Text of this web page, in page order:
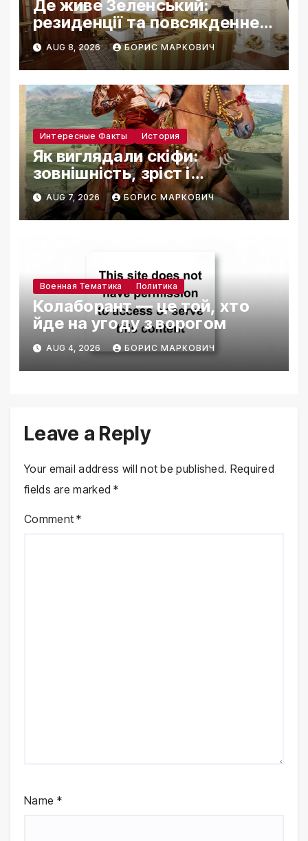
Де живе Зеленський:
резиденції та повсякденне
життя
AUG 8, 2026 БОРИС МАРКОВИЧ
Интересные Факты История
Як виглядали скіфи:
зовнішність, зріст і
реконструкції
AUG 7, 2026 БОРИС МАРКОВИЧ
Военная Тематика Политика
Колаборант — це той, хто
йде на угоду з ворогом
AUG 4, 2026 БОРИС МАРКОВИЧ
Leave a Reply
Your email address will not be published. Required
fields are marked*
Comment*
Name *